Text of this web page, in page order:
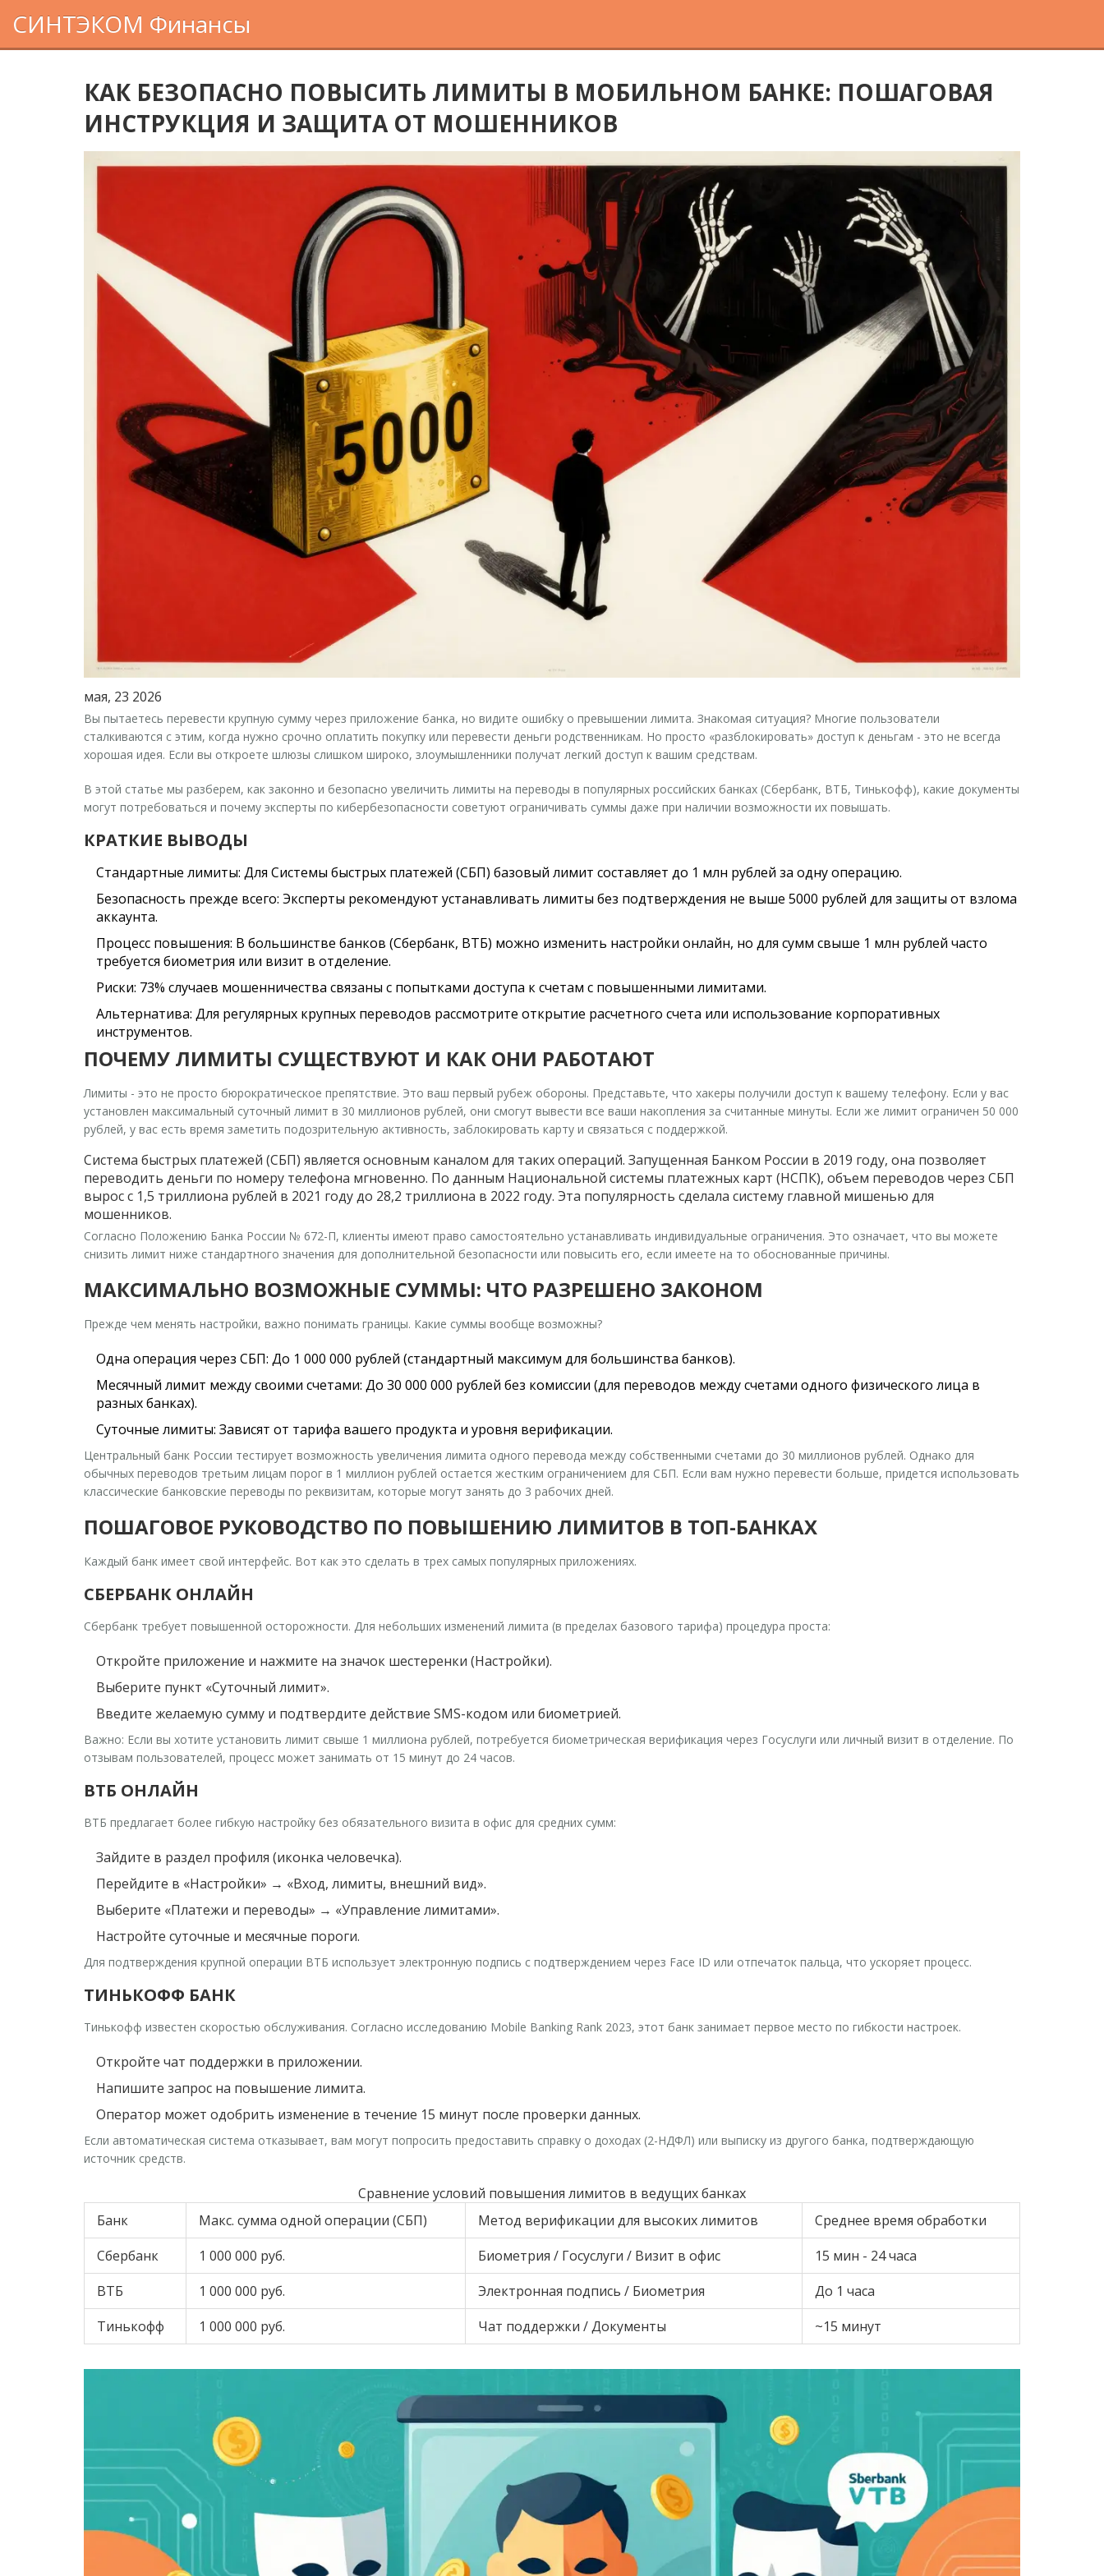
СИНТЭКОМ Финансы
КАК БЕЗОПАСНО ПОВЫСИТЬ ЛИМИТЫ В МОБИЛЬНОМ БАНКЕ: ПОШАГОВАЯ
ИНСТРУКЦИЯ И ЗАЩИТА ОТ МОШЕННИКОВ
мая, 23 2026
Вы пытаетесь перевести крупную сумму через приложение банка, но видите ошибку о превышении лимита. Знакомая ситуация? Многие пользователи
сталкиваются с этим, когда нужно срочно оплатить покупку или перевести деньги родственникам. Но просто «разблокировать» доступ к деньгам - это не всегда
хорошая идея. Если вы откроете шлюзы слишком широко, злоумышленники получат легкий доступ к вашим средствам.
В этой статье мы разберем, как законно и безопасно увеличить лимиты на переводы в популярных российских банках (Сбербанк, ВТБ, Тинькофф), какие документы
могут потребоваться и почему эксперты по кибербезопасности советуют ограничивать суммы даже при наличии возможности их повышать.
КРАТКИЕ ВЫВОДЫ
Стандартные лимиты: Для Системы быстрых платежей (СБП) базовый лимит составляет до 1 млн рублей за одну операцию.
Безопасность прежде всего: Эксперты рекомендуют устанавливать лимиты без подтверждения не выше 5000 рублей для защиты от взлома
аккаунта.
Процесс повышения: В большинстве банков (Сбербанк, ВТБ) можно изменить настройки онлайн, но для сумм свыше 1 млн рублей часто
требуется биометрия или визит в отделение.
Риски: 73% случаев мошенничества связаны с попытками доступа к счетам с повышенными лимитами.
Альтернатива: Для регулярных крупных переводов рассмотрите открытие расчетного счета или использование корпоративных
инструментов.
ПОЧЕМУ ЛИМИТЫ СУЩЕСТВУЮТ И КАК ОНИ РАБОТАЮТ
Лимиты - это не просто бюрократическое препятствие. Это ваш первый рубеж обороны. Представьте, что хакеры получили доступ к вашему телефону. Если у вас
установлен максимальный суточный лимит в 30 миллионов рублей, они смогут вывести все ваши накопления за считанные минуты. Если же лимит ограничен 50 000
рублей, у вас есть время заметить подозрительную активность, заблокировать карту и связаться с поддержкой.
Система быстрых платежей (СБП) является основным каналом для таких операций. Запущенная Банком России в 2019 году, она позволяет
переводить деньги по номеру телефона мгновенно. По данным Национальной системы платежных карт (НСПК), объем переводов через СБП
вырос с 1,5 триллиона рублей в 2021 году до 28,2 триллиона в 2022 году. Эта популярность сделала систему главной мишенью для
мошенников.
Согласно Положению Банка России № 672-П, клиенты имеют право самостоятельно устанавливать индивидуальные ограничения. Это означает, что вы можете
снизить лимит ниже стандартного значения для дополнительной безопасности или повысить его, если имеете на то обоснованные причины.
МАКСИМАЛЬНО ВОЗМОЖНЫЕ СУММЫ: ЧТО РАЗРЕШЕНО ЗАКОНОМ
Прежде чем менять настройки, важно понимать границы. Какие суммы вообще возможны?
Одна операция через СБП: До 1 000 000 рублей (стандартный максимум для большинства банков).
Месячный лимит между своими счетами: До 30 000 000 рублей без комиссии (для переводов между счетами одного физического лица в
разных банках).
Суточные лимиты: Зависят от тарифа вашего продукта и уровня верификации.
Центральный банк России тестирует возможность увеличения лимита одного перевода между собственными счетами до 30 миллионов рублей. Однако для
обычных переводов третьим лицам порог в 1 миллион рублей остается жестким ограничением для СБП. Если вам нужно перевести больше, придется использовать
классические банковские переводы по реквизитам, которые могут занять до 3 рабочих дней.
ПОШАГОВОЕ РУКОВОДСТВО ПО ПОВЫШЕНИЮ ЛИМИТОВ В ТОП-БАНКАХ
Каждый банк имеет свой интерфейс. Вот как это сделать в трех самых популярных приложениях.
СБЕРБАНК ОНЛАЙН
Сбербанк требует повышенной осторожности. Для небольших изменений лимита (в пределах базового тарифа) процедура проста:
Откройте приложение и нажмите на значок шестеренки (Настройки).
Выберите пункт «Суточный лимит».
Введите желаемую сумму и подтвердите действие SMS-кодом или биометрией.
Важно: Если вы хотите установить лимит свыше 1 миллиона рублей, потребуется биометрическая верификация через Госуслуги или личный визит в отделение. По
отзывам пользователей, процесс может занимать от 15 минут до 24 часов.
ВТБ ОНЛАЙН
ВТБ предлагает более гибкую настройку без обязательного визита в офис для средних сумм:
Зайдите в раздел профиля (иконка человечка).
Перейдите в «Настройки» → «Вход, лимиты, внешний вид».
Выберите «Платежи и переводы» → «Управление лимитами».
Настройте суточные и месячные пороги.
Для подтверждения крупной операции ВТБ использует электронную подпись с подтверждением через Face ID или отпечаток пальца, что ускоряет процесс.
ТИНЬКОФФ БАНК
Тинькофф известен скоростью обслуживания. Согласно исследованию Mobile Banking Rank 2023, этот банк занимает первое место по гибкости настроек.
Откройте чат поддержки в приложении.
Напишите запрос на повышение лимита.
Оператор может одобрить изменение в течение 15 минут после проверки данных.
Если автоматическая система отказывает, вам могут попросить предоставить справку о доходах (2-НДФЛ) или выписку из другого банка, подтверждающую
источник средств.
Сравнение условий повышения лимитов в ведущих банках
Банк
Макс. сумма одной операции (СБП) Метод верификации для высоких лимитов
Среднее время обработки
Сбербанк
1 000 000 руб. Биометрия / Госуслуги / Визит в офис
15 мин - 24 часа
ВТБ
1 000 000 руб. Электронная подпись / Биометрия
До 1 часа
Тинькофф
1 000 000 руб. Чат поддержки / Документы ~15 минут